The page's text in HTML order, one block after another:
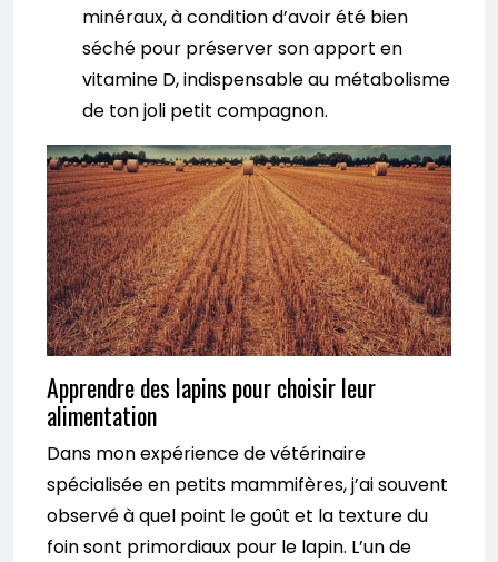
minéraux, à condition d’avoir été bien
séché pour préserver son apport en
vitamine D, indispensable au métabolisme
de ton joli petit compagnon.
Apprendre des lapins pour choisir leur
alimentation
Dans mon expérience de vétérinaire
spécialisée en petits mammifères, j’ai souvent
observé à quel point le goût et la texture du
foin sont primordiaux pour le lapin. L’un de